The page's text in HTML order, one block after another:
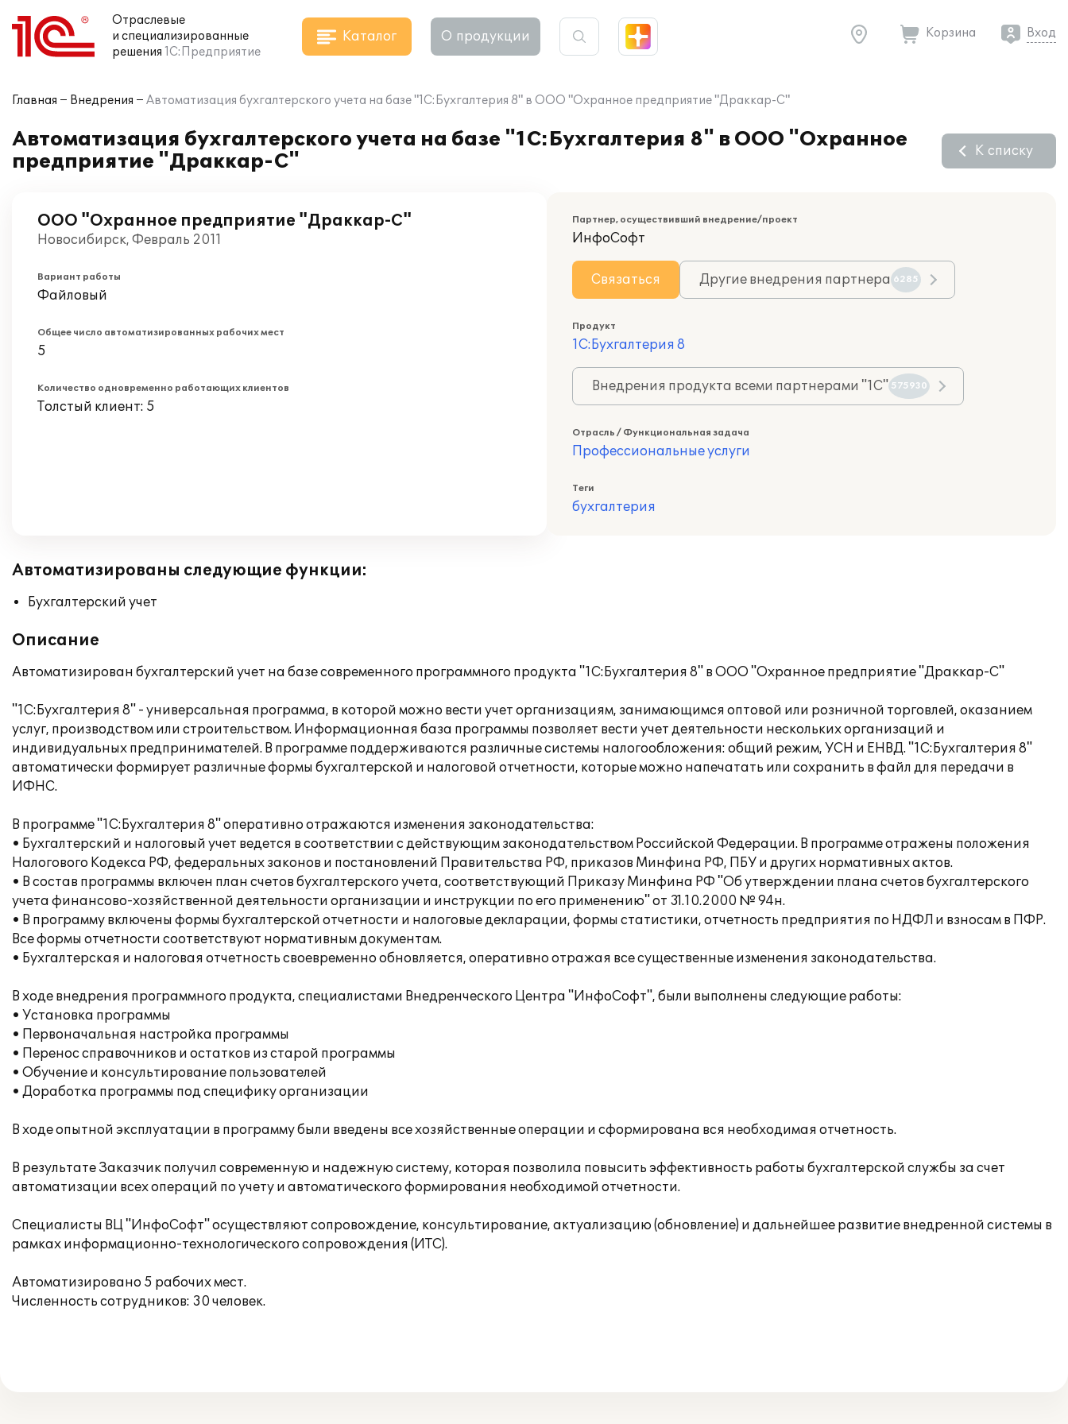
Отраслевые
и специализированные
решения 1С:Предприятие
Каталог О продукции Корзина Вход
Главная Внедрения Автоматизация бухгалтерского учета на базе "1С:Бухгалтерия 8" в ООО "Охранное предприятие "Драккар-С"
Автоматизация бухгалтерского учета на базе "1С:Бухгалтерия 8" в ООО "Охранное
предприятие "Драккар-С"
К списку
ООО "Охранное предприятие "Драккар-С"
Новосибирск, Февраль 2011
Вариант работы
Файловый
Общее число автоматизированных рабочих мест
5
Количество одновременно работающих клиентов
Толстый клиент: 5
Партнер, осуществивший внедрение/проект
ИнфоСофт
Связаться Другие внедрения партнера 6285
Продукт
1С:Бухгалтерия 8
Внедрения продукта всеми партнерами "1С" 575930
Отрасль / Функциональная задача
Профессиональные услуги
Теги
бухгалтерия
Автоматизированы следующие функции:
Бухгалтерский учет
Описание
Автоматизирован бухгалтерский учет на базе современного программного продукта "1С:Бухгалтерия 8" в ООО "Охранное предприятие "Драккар-С"
"1С:Бухгалтерия 8" - универсальная программа, в которой можно вести учет организациям, занимающимся оптовой или розничной торговлей, оказанием
услуг, производством или строительством. Информационная база программы позволяет вести учет деятельности нескольких организаций и
индивидуальных предпринимателей. В программе поддерживаются различные системы налогообложения: общий режим, УСН и ЕНВД. "1С:Бухгалтерия 8"
автоматически формирует различные формы бухгалтерской и налоговой отчетности, которые можно напечатать или сохранить в файл для передачи в
ИФНС.
В программе "1С:Бухгалтерия 8" оперативно отражаются изменения законодательства:
• Бухгалтерский и налоговый учет ведется в соответствии с действующим законодательством Российской Федерации. В программе отражены положения
Налогового Кодекса РФ, федеральных законов и постановлений Правительства РФ, приказов Минфина РФ, ПБУ и других нормативных актов.
• В состав программы включен план счетов бухгалтерского учета, соответствующий Приказу Минфина РФ "Об утверждении плана счетов бухгалтерского
учета финансово-хозяйственной деятельности организации и инструкции по его применению" от 31.10.2000 № 94н.
• В программу включены формы бухгалтерской отчетности и налоговые декларации, формы статистики, отчетность предприятия по НДФЛ и взносам в ПФР.
Все формы отчетности соответствуют нормативным документам.
• Бухгалтерская и налоговая отчетность своевременно обновляется, оперативно отражая все существенные изменения законодательства.
В ходе внедрения программного продукта, специалистами Внедренческого Центра "ИнфоСофт", были выполнены следующие работы:
• Установка программы
• Первоначальная настройка программы
• Перенос справочников и остатков из старой программы
• Обучение и консультирование пользователей
• Доработка программы под специфику организации
В ходе опытной эксплуатации в программу были введены все хозяйственные операции и сформирована вся необходимая отчетность.
В результате Заказчик получил современную и надежную систему, которая позволила повысить эффективность работы бухгалтерской службы за счет
автоматизации всех операций по учету и автоматического формирования необходимой отчетности.
Специалисты ВЦ "ИнфоСофт" осуществляют сопровождение, консультирование, актуализацию (обновление) и дальнейшее развитие внедренной системы в
рамках информационно-технологического сопровождения (ИТС).
Автоматизировано 5 рабочих мест.
Численность сотрудников: 30 человек.